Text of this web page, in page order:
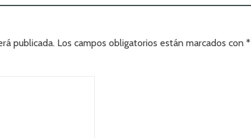
publicada. Los campos obligatorios están marcados con*